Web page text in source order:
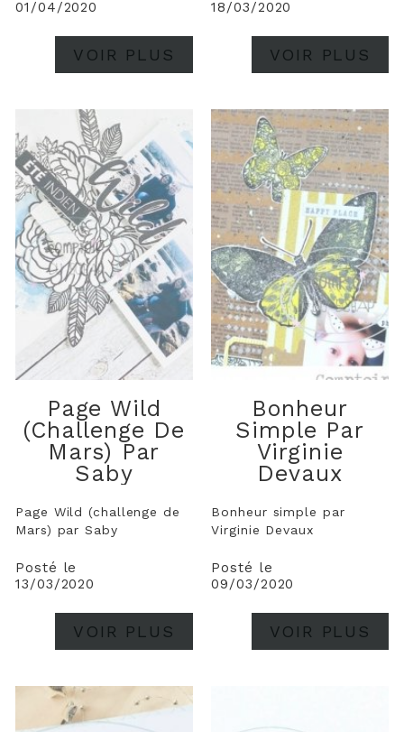
01/04/2020
VOIR PLUS
18/03/2020
VOIR PLUS
Page Wild
(challenge De
Mars) Par
Saby
Page Wild (challenge de
Mars) par Saby
Posté le
13/03/2020
VOIR PLUS
Bonheur
Simple Par
Virginie
Devaux
Bonheur simple par
Virginie Devaux
Posté le
09/03/2020
VOIR PLUS